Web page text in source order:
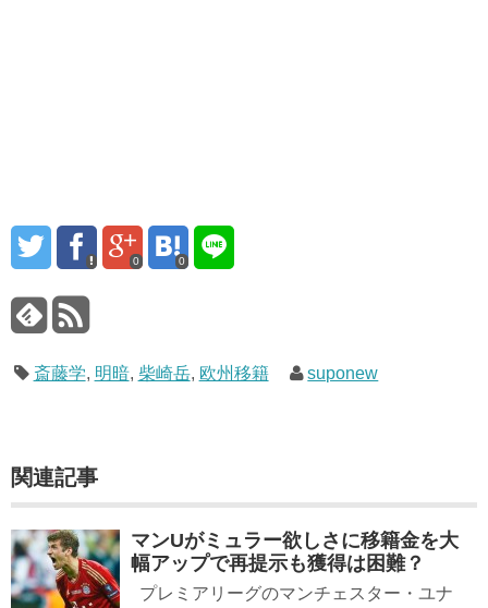
0 0
斎藤学, 明暗, 柴崎岳, 欧州移籍 suponew
関連記事
マンUがミュラー欲しさに移籍金を大
幅アップで再提示も獲得は困難？
プレミアリーグのマンチェスター・ユナ